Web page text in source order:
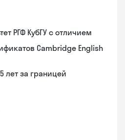
РГФ КубГУ с отличием
Cambridge English
лет за границей